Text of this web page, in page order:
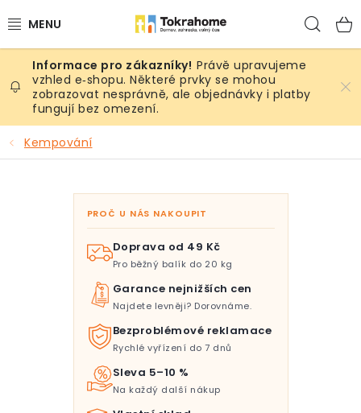
na
Výrobky
Místnosti
Venkovní prostory
Sezóna & Volný čas
Právě upravujeme
vzhled e‑shopu. Některé prvky se mohou
zobrazovat nesprávně, ale objednávky i platby
fungují bez omezení.
Kempování
PROČ U NÁS NAKOUPIT
Doprava od 49 Kč
Pro běžný balík do 20 kg
Garance nejnižších cen
Najdete levněji? Dorovnáme.
Bezproblémové reklamace
Rychlé vyřízení do 7 dnů
Sleva 5–10 %
Na každý další nákup